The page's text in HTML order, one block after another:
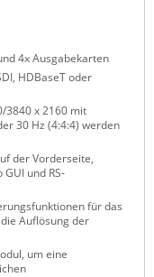
4x Ausgabekarten
HDBaseT oder
3840 x 2160 mit
30 Hz (4:4:4) werden
der Vorderseite,
und RS-
für das
Auflösung der
um eine